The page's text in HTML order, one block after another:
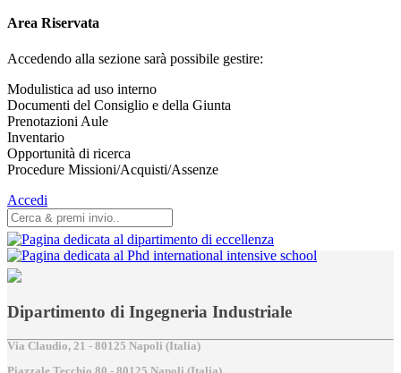
Area Riservata
Accedendo alla sezione sarà possibile gestire:
Modulistica ad uso interno
Documenti del Consiglio e della Giunta
Prenotazioni Aule
Inventario
Opportunità di ricerca
Procedure Missioni/Acquisti/Assenze
Accedi
Dipartimento di Ingegneria Industriale
Via Claudio, 21 - 80125 Napoli (Italia)